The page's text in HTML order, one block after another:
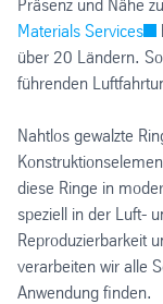
Präsenz und Nähe
Materials Services
über 20 Ländern.
führenden
Nahtlos gewalzte
diese Ringe in
speziell in der Luft-
Reproduzierbarkeit
verarbeiten wir alle
Anwendung finden.